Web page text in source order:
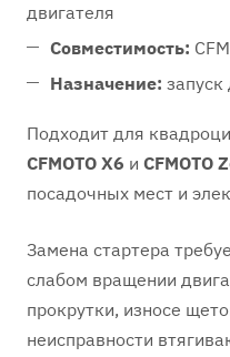
двигателя
Совместимость:
Назначение: запуск
Подходит для
CFMOTO X6 и CFMOTO
посадочных мест и
Замена стартера
слабом вращении
прокрутки, износе
неисправности